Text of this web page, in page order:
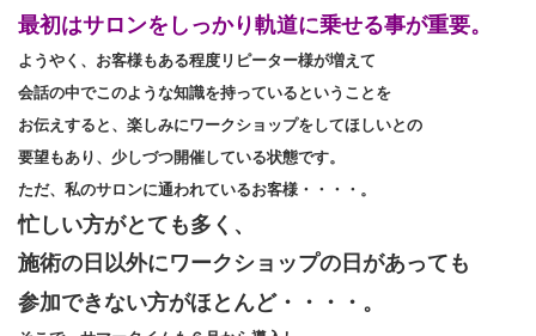
最初はサロンをしっかり軌道に乗せる事が重要。
ようやく、お客様もある程度リピーター様が増えて
会話の中でこのような知識を持っているということを
お伝えすると、楽しみにワークショップをしてほしいとの
要望もあり、少しづつ開催している状態です。
ただ、私のサロンに通われているお客様・・・・。
忙しい方がとても多く、
施術の日以外にワークショップの日があっても
参加できない方がほとんど・・・・。